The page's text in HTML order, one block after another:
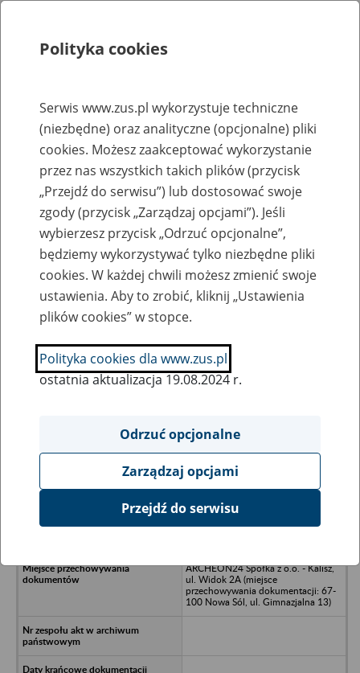
Rejestry, ewidencje i archiwa
Baza zlikwidowanych lub
przekształconych zakładów pracy
Nazwa zakładu pracy:
SZUKAJ
Ukryj wszystkie pozycje bazy
AZKP Spółka z o.o. - Warszawa, ul.
ARCHEON24 Spółka z o.o. - Kalisz,
ul. Widok 2A (miejsce
przechowywania dokumentacji: 67-
100 Nowa Sól, ul. Gimnazjalna 13)
Polityka cookies
Serwis www.zus.pl wykorzystuje techniczne
(niezbędne) oraz analityczne (opcjonalne) pliki
cookies. Możesz zaakceptować wykorzystanie
przez nas wszystkich takich plików (przycisk
„Przejdź do serwisu”) lub dostosować swoje
zgody (przycisk „Zarządzaj opcjami”). Jeśli
wybierzesz przycisk „Odrzuć opcjonalne”,
będziemy wykorzystywać tylko niezbędne pliki
cookies. W każdej chwili możesz zmienić swoje
ustawienia. Aby to zrobić, kliknij „Ustawienia
plików cookies” w stopce.
Polityka cookies dla www.zus.pl
ostatnia aktualizacja 19.08.2024 r.
Odrzuć opcjonalne
Zarządzaj opcjami
Przejdź do serwisu